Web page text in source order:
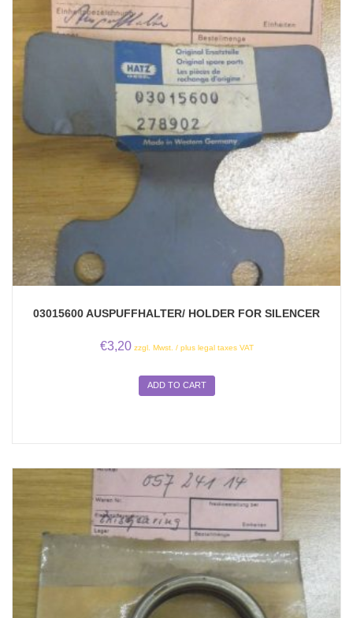
03015600 AUSPUFFHALTER/ HOLDER FOR SILENCER
€3,20 zzgl. Mwst. / plus legal taxes VAT
ADD TO CART